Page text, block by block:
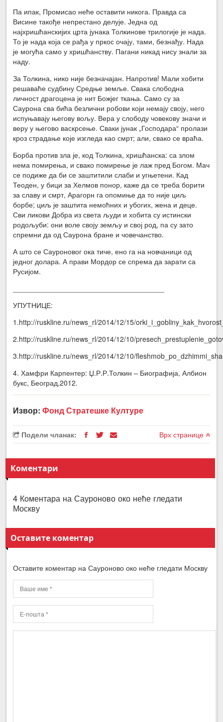
Па ипак, Промисао неће оставити никога. Правда са
Висине такође непрестано делује. Једна од
најхришћанскијих црта јунака Толкинове трилогије је нада.
То је нада која се рађа у пркос очају, тами, безнађу. Нада
је могућа само у хришћанству. Пагани никад нису знали за
наду.
За Толкина, нико није безначајан. Напротив! Мали хобити
решаваће судбину Средње земље. Свака слободна
личност драгоцена је нит Божјег ткања. Само су за
Саурона сва бића безлични робови који немају своју, него
испуњавају његову вољу. Вера у слободу човекову значи и
веру у његово васкрсење. Сваки јунак „Господара“ пролази
кроз страдање које изгледа као смрт; али, свако се враћа.
Борба против зла је, код Толкина, хришћанска: са злом
нема помирења, и свако помирење је лаж пред Богом. Мач
се подиже да би се заштитили слаби и угњетени. Кад
Теоден, у бици за Хелмов понор, каже да се треба борити
за славу и смрт, Арагорн га опомиње да то није циљ
борбе; циљ је заштита немоћних и убогих, жена и деце.
Сви ликови Добра из света људи и хобита су истински
родољуби: они воле своју земљу и свој род, па су зато
спремни да од Саурона бране и човечанство.
А што се Сауроновог ока тиче, ено га на новчаници од
једног долара. А прави Мордор се спрема да зарати са
Русијом.
УПУТНИЦЕ:
1.http://ruskline.ru/news_rl/2014/12/15/
2.http://ruskline.ru/news_rl/2014/12/10/
3.http://ruskline.ru/news_rl/2014/12/10/
4. Хамфри Карпентер: Џ.Р.Р.Толкин – Биографија, Албион
букс, Београд,2012.
Извор:Фонд Стратешке Културе
Подели чланак: Врх странице
Коментари
4 Коментара на Сауроново око неће гледати
Москву
Оставите коментар
Оставите коментар на Сауроново око неће гледати Москву